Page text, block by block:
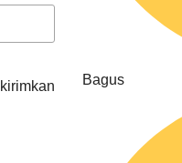
Bagus